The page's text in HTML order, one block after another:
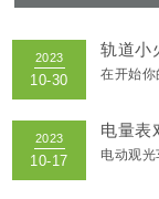
轨道小
在开始
电量表
电动观